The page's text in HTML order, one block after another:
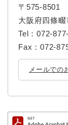
〒575-8501
大阪府四條
Tel：072-
Fax：072-
メールでの